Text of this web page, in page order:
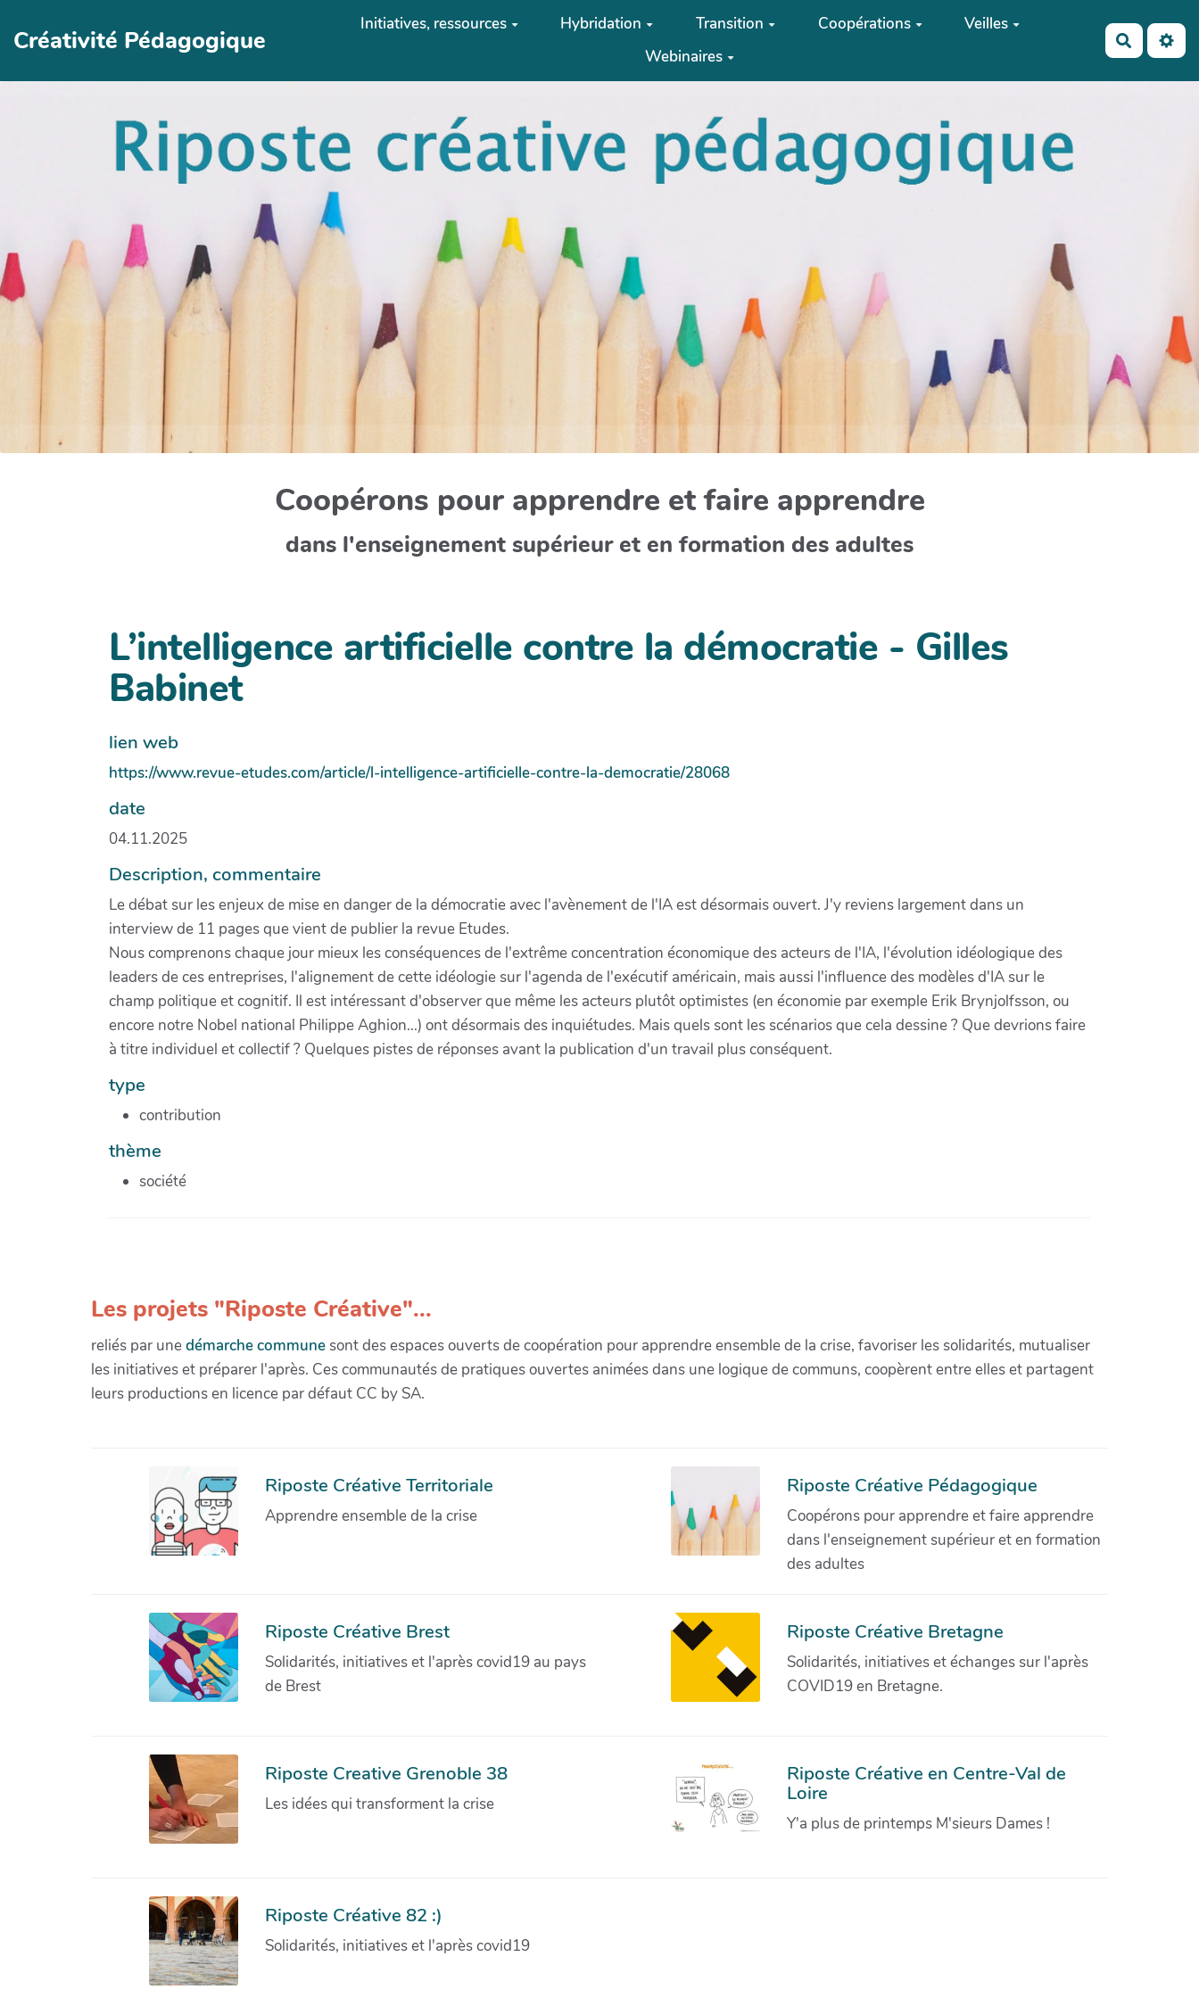
Créativité Pédagogique
Initiatives, ressources Hybridation Transition Coopérations
Veilles
Webinaires
Coopérons pour apprendre et faire apprendre
dans l'enseignement supérieur et en formation des adultes
L’intelligence artificielle contre la démocratie - Gilles
Babinet
lien web
https://www.revue-etudes.com/article/l-intelligence-artificielle-contre-la-democratie/28068
date
04.11.2025
Description, commentaire
Le débat sur les enjeux de mise en danger de la démocratie avec l'avènement de l'IA est désormais ouvert. J'y reviens largement dans un
interview de 11 pages que vient de publier la revue Etudes.
Nous comprenons chaque jour mieux les conséquences de l'extrême concentration économique des acteurs de l'IA, l'évolution idéologique des
leaders de ces entreprises, l'alignement de cette idéologie sur l'agenda de l'exécutif américain, mais aussi l'influence des modèles d'IA sur le
champ politique et cognitif. Il est intéressant d'observer que même les acteurs plutôt optimistes (en économie par exemple Erik Brynjolfsson, ou
encore notre Nobel national Philippe Aghion...) ont désormais des inquiétudes. Mais quels sont les scénarios que cela dessine ? Que devrions faire
à titre individuel et collectif ? Quelques pistes de réponses avant la publication d'un travail plus conséquent.
type
contribution
thème
société